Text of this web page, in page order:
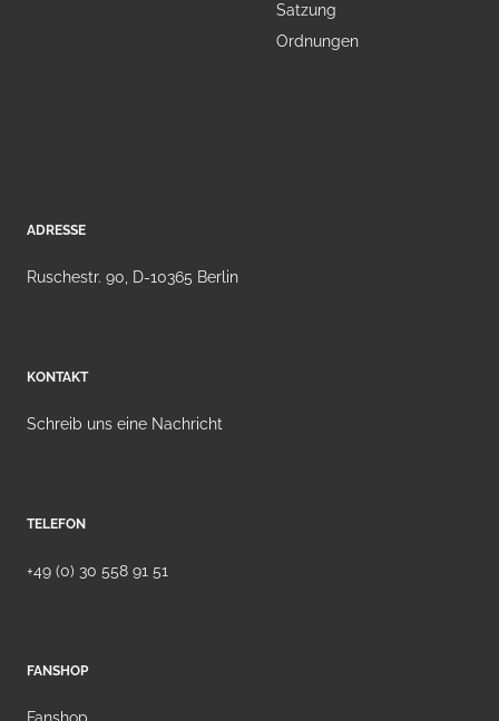
Satzung
Ordnungen
ADRESSE
Ruschestr. 90, D-10365 Berlin
KONTAKT
Schreib uns eine Nachricht
TELEFON
+49 (0) 30 558 91 51
FANSHOP